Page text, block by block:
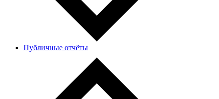
Публичные отчёты